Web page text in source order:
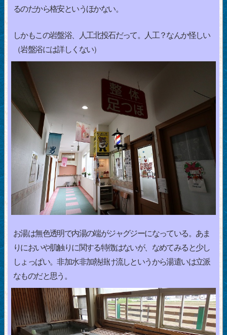
るのだから格安というほかない。
しかもこの岩盤浴、人工北投石だって。人工？なんか怪しい
（岩盤浴には詳しくない）
お湯は無色透明で内湯の端がジャグジーになっている。あま
りにおいや肌触りに関する特徴はないが、なめてみると少し
しょっぱい。非加水非加熱掛け流しというから湯遣いは立派
なものだと思う。